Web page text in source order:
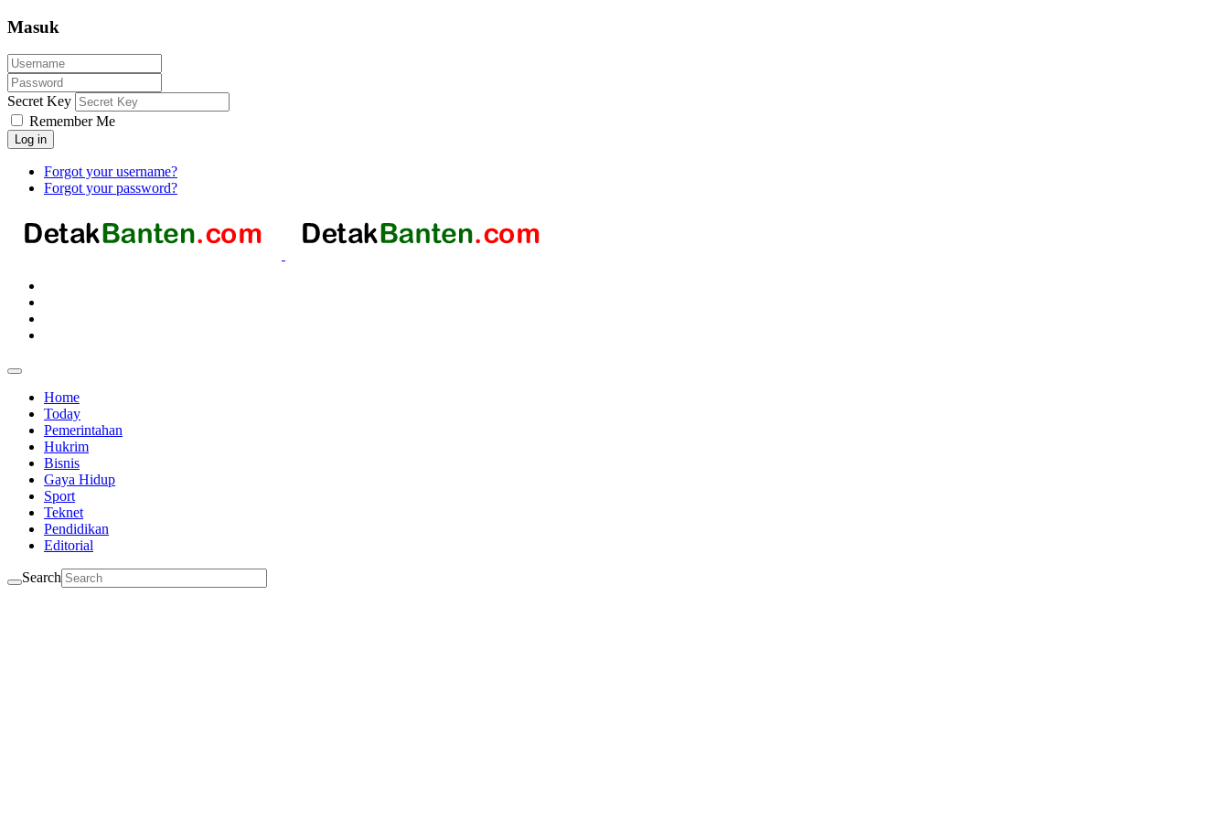
Masuk
Secret Key
Remember Me
Log in
Forgot your username?
Forgot your password?
Home
Today
Pemerintahan
Hukrim
Bisnis
Gaya Hidup
Sport
Teknet
Pendidikan
Editorial
Search